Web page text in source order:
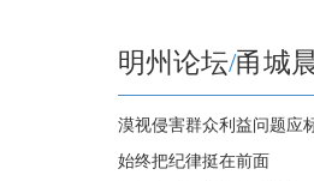
明州论坛/甬城
漠视侵害群众利益问题应
始终把纪律挺在前面